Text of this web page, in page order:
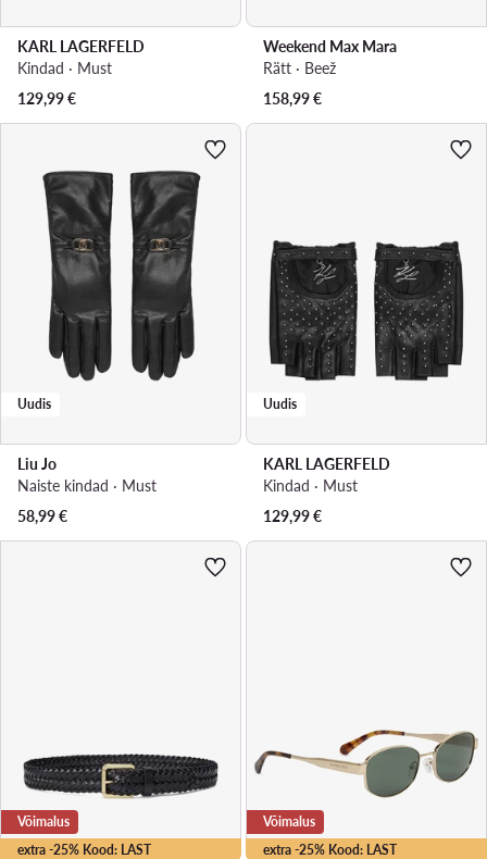
KARL LAGERFELD
Kindad · Must
129,99€
Weekend Max Mara
Rätt · Beež
158,99€
Uudis
Liu Jo
Naiste kindad · Must
58,99€
Uudis
KARL LAGERFELD
Kindad · Must
129,99€
extra -25% Kood: LAST
Võimalus
extra -25% Kood: LAST
Võimalus